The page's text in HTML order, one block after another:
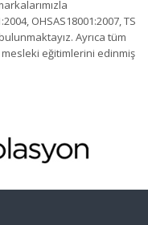
OHSAS18001:2007, TS
Ayrıca tüm
eğitimlerini edinmiş